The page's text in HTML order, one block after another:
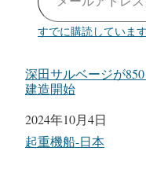
すでに購読していま
深田サルベージが
建造開始
日付
2024年10月4日
関連理由
起重機船-日本